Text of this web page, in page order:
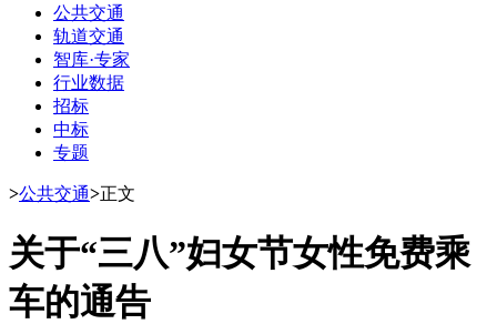
公共交通
轨道交通
智库·专家
行业数据
招标
中标
专题
>公共交通>正文
关于“三八”妇女节女性免费乘
车的通告